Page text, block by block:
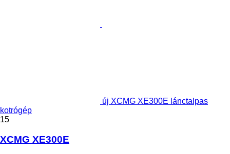
új XCMG XE300E lánctalpas
kotrógép
15
XCMG XE300E